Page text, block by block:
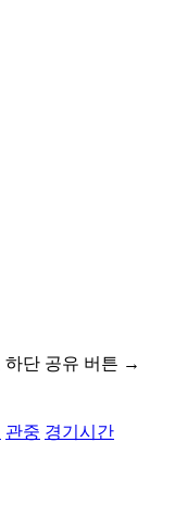
하단 공유 버튼 →
관중 경기시간